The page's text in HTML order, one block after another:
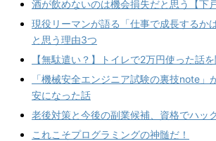
酒が飲めないのは機会損失だと思う【下
現役リーマンが語る「仕事で成長するか
と思う理由3つ
【無駄遣い？】トイレで2万円使った話
「機械安全エンジニア試験の裏技note」
安になった話
老後対策と今後の副業候補、資格でハッ
これこそプログラミングの神髄だ！